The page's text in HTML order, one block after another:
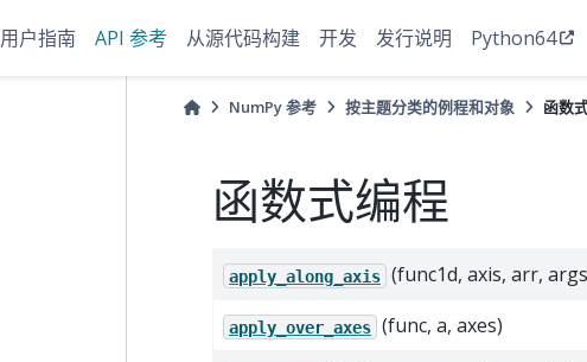
用户指南 API 参考 从源代码构建 开发 发行说明 Python64
NumPy 参考 按主题分类的例程和对象 函数
函数式编程
apply_along_axis (func1d, axis, arr,
apply_over_axes (func, a, axes)